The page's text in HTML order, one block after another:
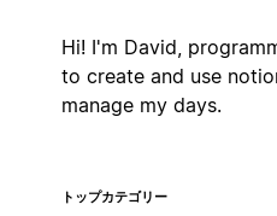
Hi! I'm David,
to create and use
manage my days.
トップカテゴリー